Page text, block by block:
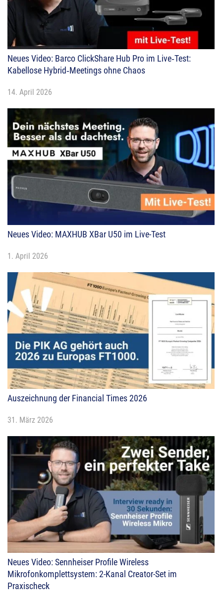
Neues Video: Barco ClickShare Hub Pro im Live‑Test:
Kabellose Hybrid‑Meetings ohne Chaos
14. April 2026
Neues Video: MAXHUB XBar U50 im Live-Test
1. April 2026
Auszeichnung der Financial Times 2026
31. März 2026
Neues Video: Sennheiser Profile Wireless
Mikrofonkomplettsystem: 2-Kanal Creator-Set im
Praxischeck